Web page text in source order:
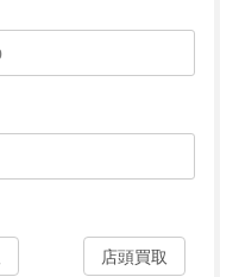
店頭買取